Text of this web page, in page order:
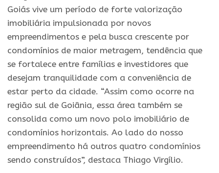
Goiás vive um período de forte valorização
imobiliária impulsionada por novos
empreendimentos e pela busca crescente por
condomínios de maior metragem, tendência que
se fortalece entre famílias e investidores que
desejam tranquilidade com a conveniência de
estar perto da cidade. “Assim como ocorre na
região sul de Goiânia, essa área também se
consolida como um novo polo imobiliário de
condomínios horizontais. Ao lado do nosso
empreendimento há outros quatro condomínios
sendo construídos”, destaca Thiago Virgílio.